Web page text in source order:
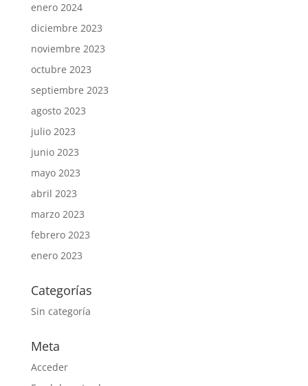
enero 2024
diciembre 2023
noviembre 2023
octubre 2023
septiembre 2023
agosto 2023
julio 2023
junio 2023
mayo 2023
abril 2023
marzo 2023
febrero 2023
enero 2023
Categorías
Sin categoría
Meta
Acceder